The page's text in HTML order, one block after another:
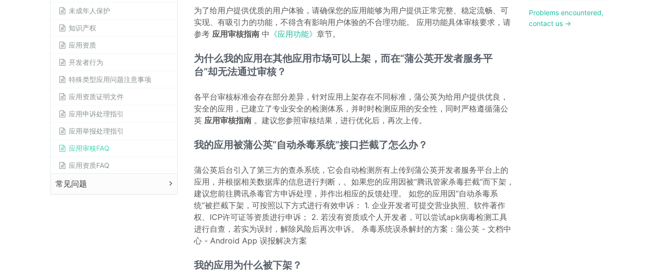
未成年人保护
知识产权
应用资质
开发者行为
特殊类型应用问题注意事项
应用资质证明文件
应用申诉处理指引
应用举报处理指引
应用审核FAQ
应用资质FAQ
常见问题
为了给用户提供优质的用户体验，请确保您的应用能够为用户提供正常完整、稳定流畅、可
实现、有吸引力的功能，不得含有影响用户体验的不合理功能。 应用功能具体审核要求，请
参考 应用审核指南中 《应用功能》 章节。
为什么我的应用在其他应用市场可以上架，而在“蒲公英开发者服务平
台”却无法通过审核？
各平台审核标准会存在部分差异，针对应用上架存在不同标准，蒲公英为给用户提供优良，
安全的应用，已建立了专业安全的检测体系，并时时检测应用的安全性，同时严格遵循蒲公
英 应用审核指南。建议您参照审核结果，进行优化后，再次上传。
我的应用被蒲公英“自动杀毒系统”接口拦截了怎么办？
蒲公英后台引入了第三方的查杀系统，它会自动检测所有上传到蒲公英开发者服务平台上的
应用，并根据相关数据库的信息进行判断，。如果您的应用因被“腾讯管家杀毒拦截”而下架，
建议您前往腾讯杀毒官方申诉处理，并作出相应的反馈处理。 如您的应用因“自动杀毒系
统”被拦截下架，可按照以下方式进行有效申诉： 1. 企业开发者可提交营业执照、软件著作
权、ICP许可证等资质进行申诉； 2. 若没有资质或个人开发者，可以尝试apk病毒检测工具
进行自查，若实为误封，解除风险后再次申诉。 杀毒系统误杀解封的方案：蒲公英 - 文档中
心 - Android App 误报解决方案
我的应用为什么被下架？
Problems encountered,
contact us →